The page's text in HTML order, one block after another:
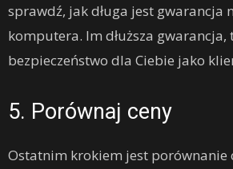
sprawdź, jak długa jest gwarancja
komputera. Im dłuższa gwarancja,
bezpieczeństwo dla Ciebie jako
5. Porównaj ceny
Ostatnim krokiem jest porównanie